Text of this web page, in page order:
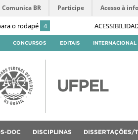
o rodapé 4
Comunica BR Participe Acesso à
CONCURSOS EDITAIS INTERNACIONAL
DOC DISCIPLINAS DISSERTAÇÕES/